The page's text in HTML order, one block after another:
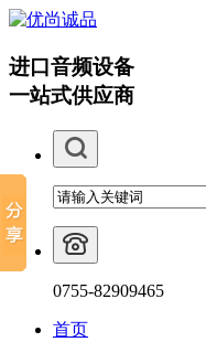
进口音频设备
一站式供应商
0755-82909465
首页